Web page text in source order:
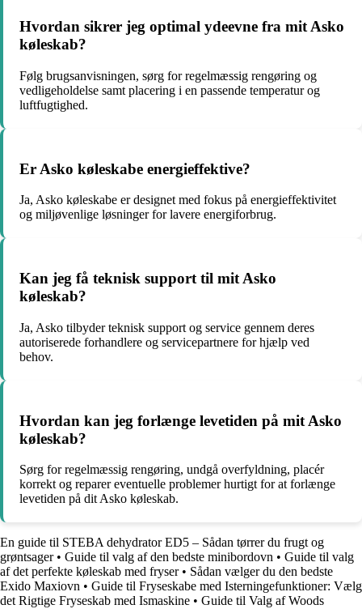
Hvordan sikrer jeg optimal ydeevne fra mit Asko
køleskab?
Følg brugsanvisningen, sørg for regelmæssig rengøring og
vedligeholdelse samt placering i en passende temperatur og
luftfugtighed.
Er Asko køleskabe energieffektive?
Ja, Asko køleskabe er designet med fokus på energieffektivitet
og miljøvenlige løsninger for lavere energiforbrug.
Kan jeg få teknisk support til mit Asko
køleskab?
Ja, Asko tilbyder teknisk support og service gennem deres
autoriserede forhandlere og servicepartnere for hjælp ved
behov.
Hvordan kan jeg forlænge levetiden på mit Asko
køleskab?
Sørg for regelmæssig rengøring, undgå overfyldning, placér
korrekt og reparer eventuelle problemer hurtigt for at forlænge
levetiden på dit Asko køleskab.
En guide til STEBA dehydrator ED5 – Sådan tørrer du frugt og
grøntsager• Guide til valg af den bedste minibordovn • Guide til valg
af det perfekte køleskab med fryser• Sådan vælger du den bedste
Exido Maxiovn • Guide til Fryseskabe med Isterningefunktioner: Vælg
det Rigtige Fryseskab med Ismaskine • Guide til Valg af Woods